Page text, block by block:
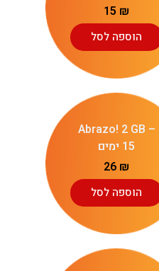
15 ₪
הוספה לסל
Abrazo! 2 GB –
15 ימים
26 ₪
הוספה לסל